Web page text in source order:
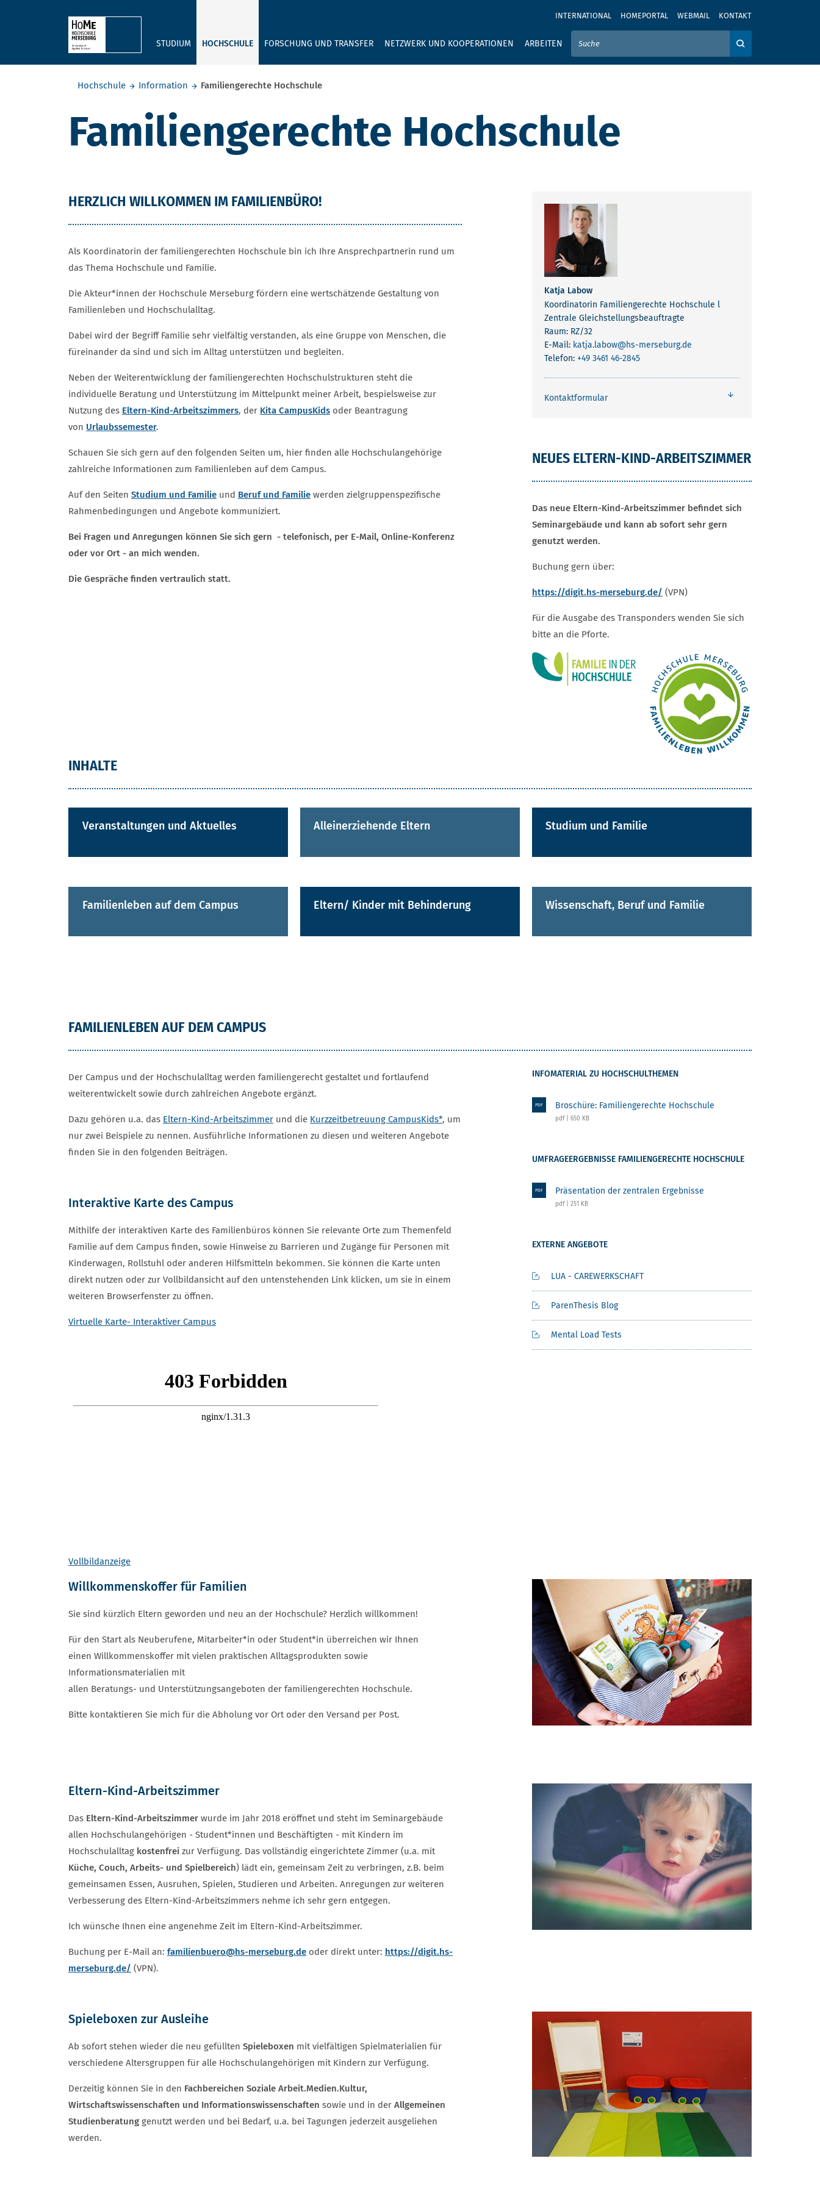
INTERNATIONAL HOMEPORTAL WEBMAIL KONTAKT
STUDIUM HOCHSCHULE FORSCHUNG UND TRANSFER NETZWERK UND KOOPERATIONEN ARBEITEN
GEBEN SIE HIER IHREN SUCHBEGRIFF EIN
Hochschule
Information Familiengerechte Hochschule
Familiengerechte Hochschule
HERZLICH WILLKOMMEN IM FAMILIENBÜRO!
Als Koordinatorin der familiengerechten Hochschule bin ich Ihre Ansprechpartnerin rund um
das Thema Hochschule und Familie.
Die Akteur*innen der Hochschule Merseburg fördern eine wertschätzende Gestaltung von
Familienleben und Hochschulalltag.
Dabei wird der Begriff Familie sehr vielfältig verstanden, als eine Gruppe von Menschen, die
füreinander da sind und sich im Alltag unterstützen und begleiten.
Neben der Weiterentwicklung der familiengerechten Hochschulstrukturen steht die
individuelle Beratung und Unterstützung im Mittelpunkt meiner Arbeit, bespielsweise zur
Nutzung des Eltern-Kind-Arbeitszimmers, der Kita CampusKids oder Beantragung
von Urlaubssemester.
Schauen Sie sich gern auf den folgenden Seiten um, hier finden alle Hochschulangehörige
zahlreiche Informationen zum Familienleben auf dem Campus.
Auf den Seiten Studium und Familie und Beruf und Familie werden zielgruppenspezifische
Rahmenbedingungen und Angebote kommuniziert.
Bei Fragen und Anregungen können Sie sich gern - telefonisch, per E-Mail, Online-Konferenz
oder vor Ort - an mich wenden.
Die Gespräche finden vertraulich statt.
Katja Labow
Koordinatorin Familiengerechte Hochschule l
Zentrale Gleichstellungsbeauftragte
Raum: RZ/32
E-Mail: katja.labow@hs-merseburg.de
Telefon: +49 3461 46-2845
Kontaktformular
NEUES ELTERN-KIND-ARBEITSZIMMER
Das neue Eltern-Kind-Arbeitszimmer befindet sich
Seminargebäude und kann ab sofort sehr gern
genutzt werden.
Buchung gern über:
https://digit.hs-merseburg.de/ (VPN)
Für die Ausgabe des Transponders wenden Sie sich
bitte an die Pforte.
INHALTE
Veranstaltungen und Aktuelles
Familienleben auf dem Campus
Alleinerziehende Eltern
Eltern/ Kinder mit Behinderung
Studium und Familie
Wissenschaft, Beruf und Familie
FAMILIENLEBEN AUF DEM CAMPUS
Der Campus und der Hochschulalltag werden familiengerecht gestaltet und fortlaufend
weiterentwickelt sowie durch zahlreichen Angebote ergänzt.
Dazu gehören u.a. das Eltern-Kind-Arbeitszimmer und die Kurzzeitbetreuung CampusKids*, um
nur zwei Beispiele zu nennen. Ausführliche Informationen zu diesen und weiteren Angebote
finden Sie in den folgenden Beiträgen.
Interaktive Karte des Campus
Mithilfe der interaktiven Karte des Familienbüros können Sie relevante Orte zum Themenfeld
Familie auf dem Campus finden, sowie Hinweise zu Barrieren und Zugänge für Personen mit
Kinderwagen, Rollstuhl oder anderen Hilfsmitteln bekommen. Sie können die Karte unten
direkt nutzen oder zur Vollbildansicht auf den untenstehenden Link klicken, um sie in einem
weiteren Browserfenster zu öffnen.
Virtuelle Karte- Interaktiver Campus
Vollbildanzeige
INFOMATERIAL ZU HOCHSCHULTHEMEN
PDF Broschüre: Familiengerechte Hochschule
pdf | 650 KB
UMFRAGEERGEBNISSE FAMILIENGERECHTE HOCHSCHULE
PDF Präsentation der zentralen Ergebnisse
pdf | 251 KB
EXTERNE ANGEBOTE
LUA - CAREWERKSCHAFT
ParenThesis Blog
Mental Load Tests
Willkommenskoffer für Familien
Sie sind kürzlich Eltern geworden und neu an der Hochschule? Herzlich willkommen!
Für den Start als Neuberufene, Mitarbeiter*in oder Student*in überreichen wir Ihnen
einen Willkommenskoffer mit vielen praktischen Alltagsprodukten sowie
Informationsmaterialien mit
allen Beratungs- und Unterstützungsangeboten der familiengerechten Hochschule.
Bitte kontaktieren Sie mich für die Abholung vor Ort oder den Versand per Post.
Eltern-Kind-Arbeitszimmer
Das Eltern-Kind-Arbeitszimmer wurde im Jahr 2018 eröffnet und steht im Seminargebäude
allen Hochschulangehörigen - Student*innen und Beschäftigten - mit Kindern im
Hochschulalltag kostenfrei zur Verfügung. Das vollständig eingerichtete Zimmer (u.a. mit
Küche, Couch, Arbeits- und Spielbereich) lädt ein, gemeinsam Zeit zu verbringen, z.B. beim
gemeinsamen Essen, Ausruhen, Spielen, Studieren und Arbeiten. Anregungen zur weiteren
Verbesserung des Eltern-Kind-Arbeitszimmers nehme ich sehr gern entgegen.
Ich wünsche Ihnen eine angenehme Zeit im Eltern-Kind-Arbeitszimmer.
Buchung per E-Mail an: familienbuero@hs-merseburg.de oder direkt unter: https://digit.hs-
merseburg.de/ (VPN).
Spieleboxen zur Ausleihe
Ab sofort stehen wieder die neu gefüllten Spieleboxen mit vielfältigen Spielmaterialien für
verschiedene Altersgruppen für alle Hochschulangehörigen mit Kindern zur Verfügung.
Derzeitig können Sie in den Fachbereichen Soziale Arbeit.Medien.Kultur,
Wirtschaftswissenschaften und Informationswissenschaften sowie und in der Allgemeinen
Studienberatung genutzt werden und bei Bedarf, u.a. bei Tagungen jederzeit ausgeliehen
werden.